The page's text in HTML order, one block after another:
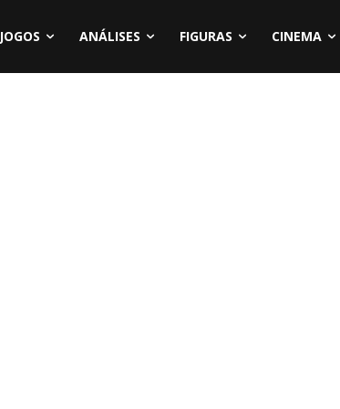
JOGOS ANÁLISES FIGURAS CINEMA